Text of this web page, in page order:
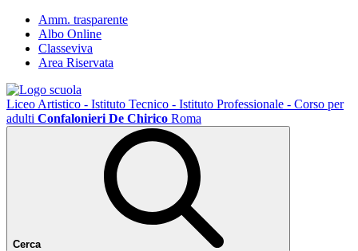
Amm. trasparente
Albo Online
Classeviva
Area Riservata
Liceo Artistico - Istituto Tecnico - Istituto Professionale - Corso per
adulti Confalonieri De Chirico Roma
Cerca